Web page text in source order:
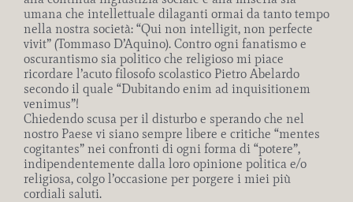
umana che intellettuale dilaganti ormai da tanto tempo
nella nostra società: “Qui non intelligit, non perfecte
vivit” (Tommaso D’Aquino). Contro ogni fanatismo e
oscurantismo sia politico che religioso mi piace
ricordare l’acuto filosofo scolastico Pietro Abelardo
secondo il quale “Dubitando enim ad inquisitionem
venimus”!
Chiedendo scusa per il disturbo e sperando che nel
nostro Paese vi siano sempre libere e critiche “mentes
cogitantes” nei confronti di ogni forma di “potere”,
indipendentemente dalla loro opinione politica e/o
religiosa, colgo l’occasione per porgere i miei più
cordiali saluti.